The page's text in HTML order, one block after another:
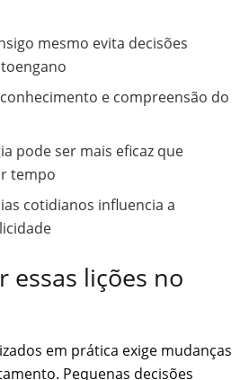
mesmo evita decisões
e compreensão do
pode ser mais eficaz que
tempo
cotidianos influencia a
essas lições no
em prática exige mudanças
Pequenas decisões